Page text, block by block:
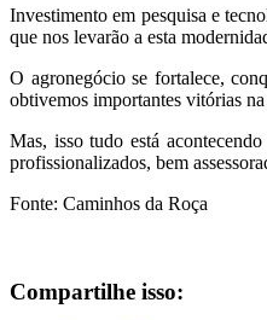
Investimento em pesquisa e
que nos levarão a esta
O agronegócio se fortalece,
obtivemos importantes vitórias
Mas, isso tudo está
profissionalizados, bem
Fonte: Caminhos da Roça
Compartilhe isso: